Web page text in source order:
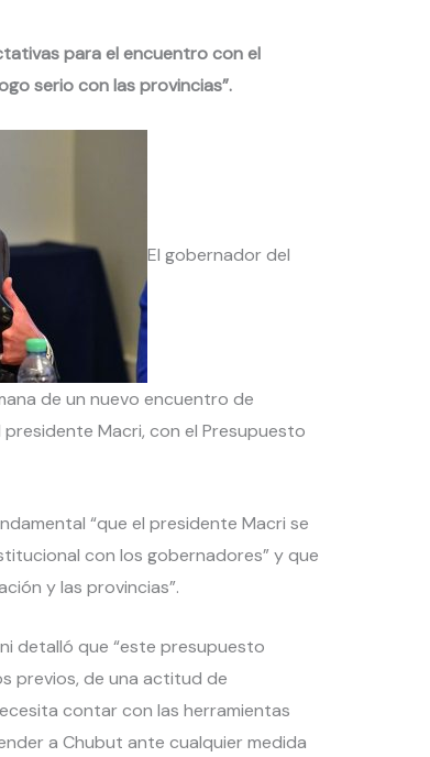
para el encuentro con el
serio con las provincias”.
El gobernador del
de un nuevo encuentro de
Macri, con el Presupuesto
“que el presidente Macri se
con los gobernadores” y que
y las provincias”.
detalló que “este presupuesto
previos, de una actitud de
contar con las herramientas
a Chubut ante cualquier medida